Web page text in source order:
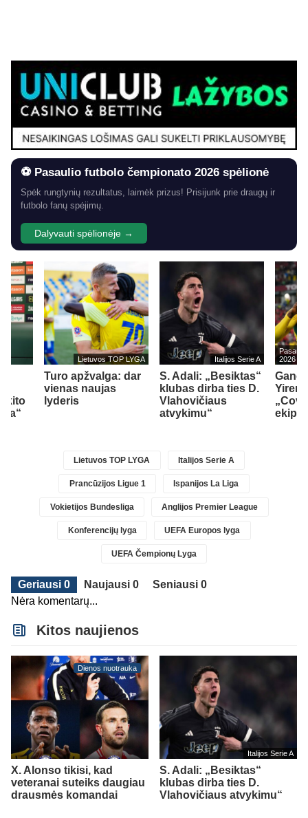
⚽ Pasaulio futbolo čempionato 2026 spėlionė
Spėk rungtynių rezultatus, laimėk prizus! Prisijunk prie draugų ir
futbolo fanų spėjimų.
Dalyvauti spėlionėje →
kito
Lietuvos TOP LYGA
Turo apžvalga: dar
vienas naujas
lyderis
Italijos Serie A
S. Adali: „Besiktas“
klubas dirba ties D.
Vlahovičiaus
atvykimu“
2026
ekipą
Lietuvos TOP LYGA Italijos Serie A
Prancūzijos Ligue 1 Ispanijos La Liga
Vokietijos Bundesliga Anglijos Premier League
Konferencijų lyga UEFA Europos lyga
UEFA Čempionų Lyga
Geriausi 0 Naujausi 0
Seniausi 0
Nėra komentarų...
Kitos naujienos
Dienos nuotrauka
X. Alonso tikisi, kad
veteranai suteiks daugiau
drausmės komandai
Italijos Serie A
S. Adali: „Besiktas“
klubas dirba ties D.
Vlahovičiaus atvykimu“